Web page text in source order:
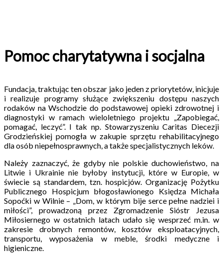
Pomoc charytatywna i socjalna
Fundacja, traktując ten obszar jako jeden z priorytetów, inicjuje
i realizuje programy służące zwiększeniu dostępu naszych
rodaków na Wschodzie do podstawowej opieki zdrowotnej i
diagnostyki w ramach wieloletniego projektu „Zapobiegać,
pomagać, leczyć”. I tak np. Stowarzyszeniu Caritas Diecezji
Grodzieńskiej pomogła w zakupie sprzętu rehabilitacyjnego
dla osób niepełnosprawnych, a także specjalistycznych leków.
Należy zaznaczyć, że gdyby nie polskie duchowieństwo, na
Litwie i Ukrainie nie byłoby instytucji, które w Europie, w
świecie są standardem, tzn. hospicjów. Organizację Pożytku
Publicznego Hospicjum błogosławionego Księdza Michała
Sopoćki w Wilnie – „Dom, w którym bije serce pełne nadziei i
miłości”, prowadzoną przez Zgromadzenie Sióstr Jezusa
Miłosiernego w ostatnich latach udało się wesprzeć m.in. w
zakresie drobnych remontów, kosztów eksploatacyjnych,
transportu, wyposażenia w meble, środki medyczne i
higieniczne.